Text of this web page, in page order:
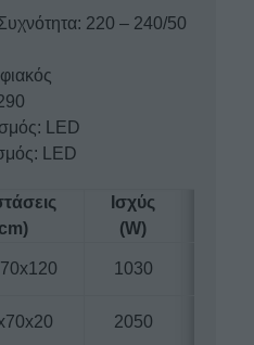
220 – 240/50
LED
LED
Ισχύς
(W)
1030
2050